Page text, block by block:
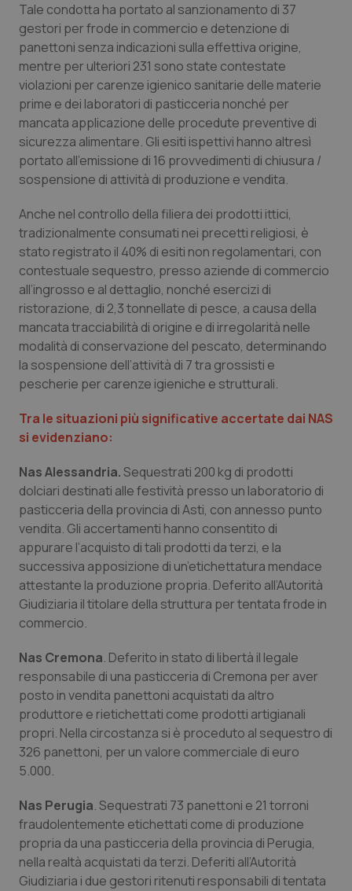
Umbria
Valle D’Aosta
Veneto
Oftalmologia
Oncodermatologia
Oncoematologia
Oncologia & Nutrizione
Quotidiano Cardiologia
Quotidiano Chirurgia
Quotidiano Oncologia
Quotidiano Pediatria
Salute orale & impianti
Sangue & coagulazione
Tiroide
Tumore al seno
Tumore ovarico
Tumori del Polmone & Testa Collo
Tumori gastrointestinali
Ulcera & Reflusso
Vaccini
Tale condotta ha portato al sanzionamento di 37
gestori per frode in commercio e detenzione di
panettoni senza indicazioni sulla effettiva origine,
mentre per ulteriori 231 sono state contestate
violazioni per carenze igienico sanitarie delle materie
prime e dei laboratori di pasticceria nonché per
mancata applicazione delle procedute preventive di
sicurezza alimentare. Gli esiti ispettivi hanno altresì
portato all’emissione di 16 provvedimenti di chiusura /
sospensione di attività di produzione e vendita.
Anche nel controllo della filiera dei prodotti ittici,
tradizionalmente consumati nei precetti religiosi, è
stato registrato il 40% di esiti non regolamentari, con
contestuale sequestro, presso aziende di commercio
all’ingrosso e al dettaglio, nonché esercizi di
ristorazione, di 2,3 tonnellate di pesce, a causa della
mancata tracciabilità di origine e di irregolarità nelle
modalità di conservazione del pescato, determinando
la sospensione dell’attività di 7 tra grossisti e
pescherie per carenze igieniche e strutturali.
Tra le situazioni più significative accertate dai NAS
si evidenziano:
Nas Alessandria.Sequestrati 200 kg di prodotti
dolciari destinati alle festività presso un laboratorio di
pasticceria della provincia di Asti, con annesso punto
vendita. Gli accertamenti hanno consentito di
appurare l’acquisto di tali prodotti da terzi, e la
successiva apposizione di un’etichettatura mendace
attestante la produzione propria. Deferito all’Autorità
Giudiziaria il titolare della struttura per tentata frode in
commercio.
Nas Cremona. Deferito in stato di libertà il legale
responsabile di una pasticceria di Cremona per aver
posto in vendita panettoni acquistati da altro
produttore e rietichettati come prodotti artigianali
propri. Nella circostanza si è proceduto al sequestro di
326 panettoni, per un valore commerciale di euro
5.000.
Nas Perugia. Sequestrati 73 panettoni e 21 torroni
fraudolentemente etichettati come di produzione
propria da una pasticceria della provincia di Perugia,
nella realtà acquistati da terzi. Deferiti all’Autorità
Giudiziaria i due gestori ritenuti responsabili di tentata